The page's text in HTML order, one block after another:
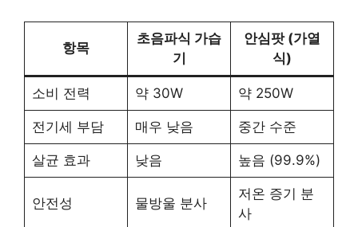
항목
초음파식 가습
기
안심팟 (가열
식)
소비 전력 약 30W 약 250W
전기세 부담 매우 낮음 중간 수준
살균 효과 낮음 높음 (99.9%)
안전성 물방울 분사
저온 증기 분
사